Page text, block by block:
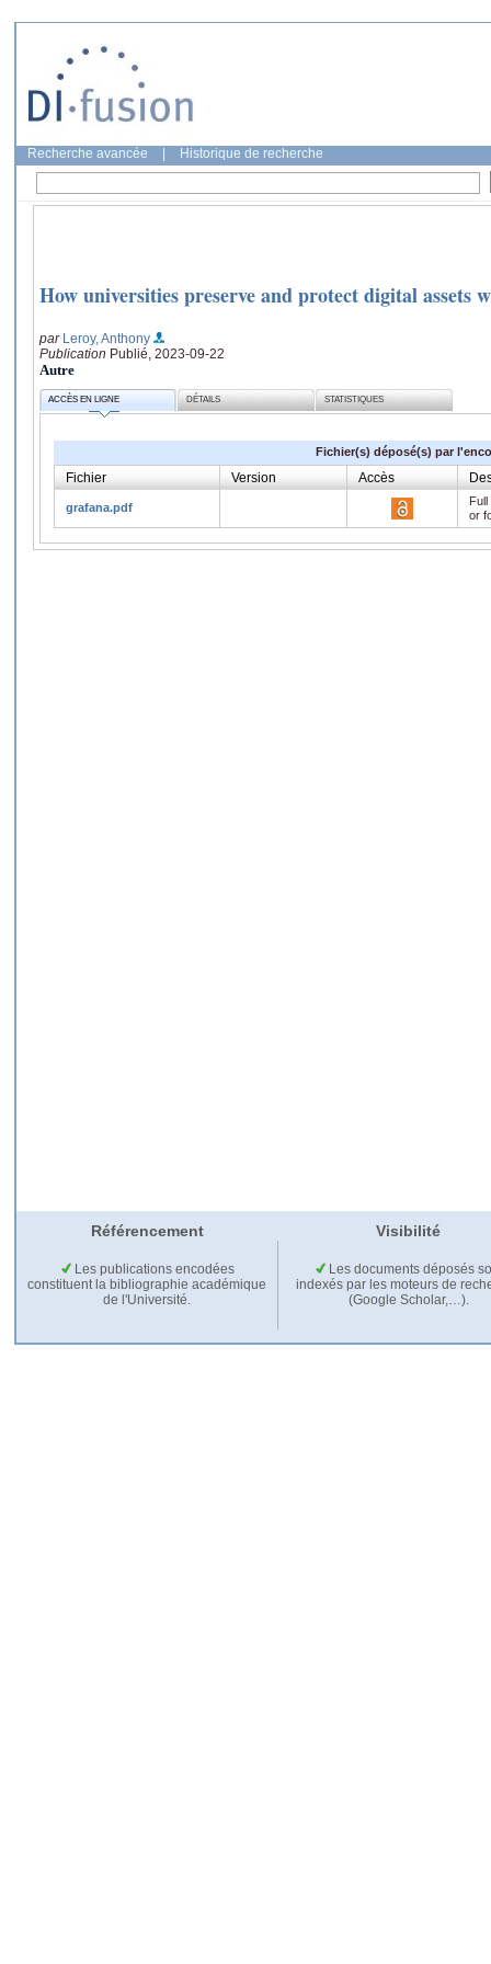
Recherche avancée Historique de recherche
How universities preserve and protect digital assets
par Leroy, Anthony
Publication Publié, 2023-09-22
Autre
ACCÈS EN LIGNE DÉTAILS STATISTIQUES
Fichier(s) déposé(s) par
Fichier Version Accès
grafana.pdf
or
Référencement Visibilité
Les publications encodées
constituent la bibliographie académique
de l'Université.
Les documents déposés
indexés par les moteurs de
(Google Scholar,…).